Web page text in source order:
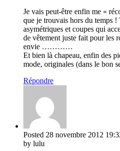
Je vais peut-être enfin me «
que je trouvais hors du temps !
asymétriques et coupes qui
de vêtement juste fait pour les
envie …………
Et bien là chapeau, enfin des
mode, originales (dans le bon
Répondre
Posted 28 novembre 2012
by lulu